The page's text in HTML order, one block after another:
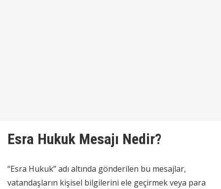
Esra Hukuk Mesajı Nedir?
“Esra Hukuk” adı altında gönderilen bu mesajlar,
vatandaşların kişisel bilgilerini ele geçirmek veya para